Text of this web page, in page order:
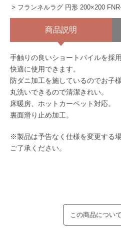
フランネルラグ 円形 200×200
商品説明
手触りの良いショートパイルを採
快適に使用できます。
防ダニ加工を施しているのでお子
丸洗いできるので清潔きれい。
床暖房、ホットカーペット対応。
裏面滑り止め加工。
※製品は予告なく仕様を変更する
ご了承ください。
この商品につい